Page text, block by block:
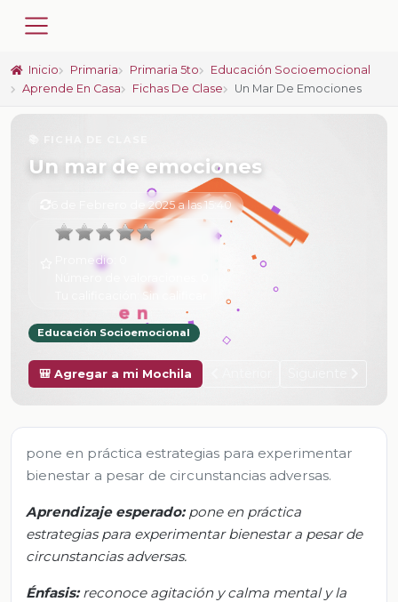
Inicio Primaria Primaria 5to
Educación Socioemocional
Aprende En Casa
Fichas De Clase Un Mar De Emociones
Un mar de emociones
6 de Febrero de 2025 a las 15:40
Promedio:
Sin calificar
Educación Socioemocional
🎒 Agregar a mi Mochila
pone en práctica estrategias para experimentar
bienestar a pesar de circunstancias adversas.
Aprendizaje esperado:pone en práctica
estrategias para experimentar bienestar a pesar de
circunstancias adversas.
Énfasis: reconoce agitación y calma mental y la